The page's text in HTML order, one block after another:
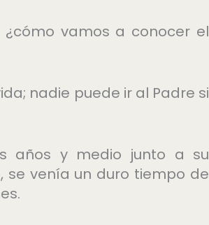
vamos a conocer el
nadie puede ir al Padre si
años y medio junto a su
se venía un duro tiempo de